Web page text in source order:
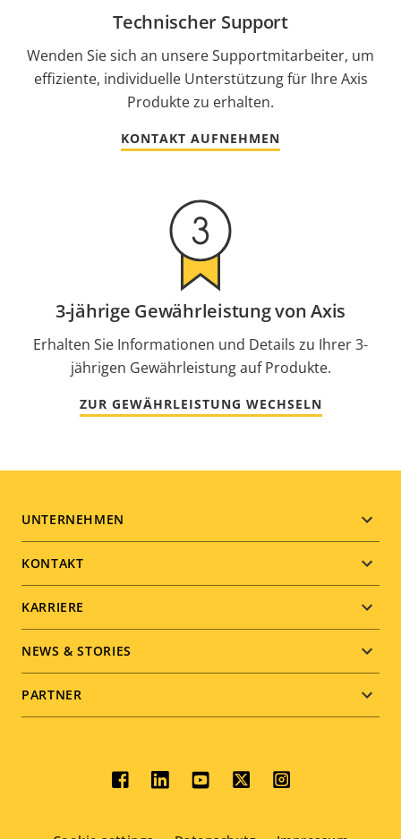
Technischer Support
Wenden Sie sich an unsere Supportmitarbeiter, um
effiziente, individuelle Unterstützung für Ihre Axis
Produkte zu erhalten.
KONTAKT AUFNEHMEN
3-jährige Gewährleistung von Axis
Erhalten Sie Informationen und Details zu Ihrer 3-
jährigen Gewährleistung auf Produkte.
ZUR GEWÄHRLEISTUNG WECHSELN
Footer
menu
UNTERNEHMEN
KONTAKT
KARRIERE
NEWS & STORIES
PARTNER
Social